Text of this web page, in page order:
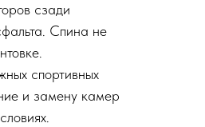
сзади
Спина не
спортивных
и замену камер